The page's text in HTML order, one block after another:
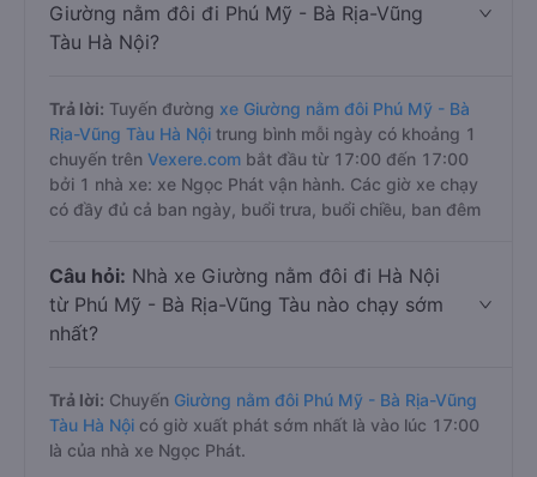
Giường nằm đôi đi Phú Mỹ - Bà Rịa-Vũng
Tàu Hà Nội?
Trả lời: Tuyến đường xe Giường nằm đôi Phú Mỹ - Bà
Rịa-Vũng Tàu Hà Nội trung bình mỗi ngày có khoảng 1
chuyến trên Vexere.com bắt đầu từ 17:00 đến 17:00
bởi 1 nhà xe: xe Ngọc Phát vận hành. Các giờ xe chạy
có đầy đủ cả ban ngày, buổi trưa, buổi chiều, ban đêm
Câu hỏi: Nhà xe Giường nằm đôi đi Hà Nội
từ Phú Mỹ - Bà Rịa-Vũng Tàu nào chạy sớm
nhất?
Trả lời: Chuyến Giường nằm đôi Phú Mỹ - Bà Rịa-Vũng
Tàu Hà Nội có giờ xuất phát sớm nhất là vào lúc 17:00
là của nhà xe Ngọc Phát.